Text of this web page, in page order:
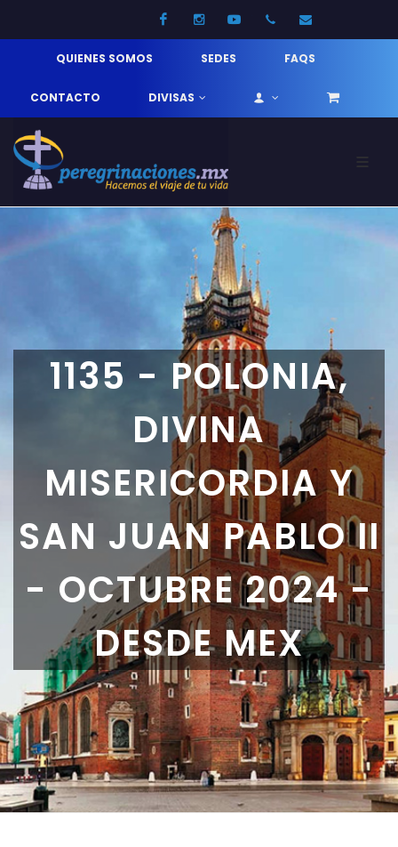
FacebookInstagramYoutube52 33 31210744
QUIENES SOMOS SEDES FAQS
CONTACTO DIVISAS
1135 - POLONIA,
DIVINA
MISERICORDIA Y
SAN JUAN PABLO II
- OCTUBRE 2024 -
DESDE MEX